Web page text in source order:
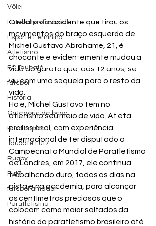
Vôlei
Futebol profissional
Esporte Feminino
Atletismo
EC Taubaté
futebol
História
Categoria de base
Paralímpico
Taubaté Fut7
Rugby
Fut7
futebol amador
Paratletismo
O relato do acidente que tirou os
movimentos do braço esquerdo de
Michel Gustavo Abrahame, 21, é
chocante e evidentemente mudou a
vida do garoto que, aos 12 anos, se
viu com uma sequela para o resto da
vida.
Hoje, Michel Gustavo tem no
atletismo seu meio de vida. Atleta
profissional, com experiência
internacional de ter disputado o
Campeonato Mundial de Paratletismo
de Londres, em 2017, ele continua
trabalhando duro, todos os dias na
pista e na academia, para alcançar
os centímetros preciosos que o
colocam como maior saltados da
história do paratletismo brasileiro até